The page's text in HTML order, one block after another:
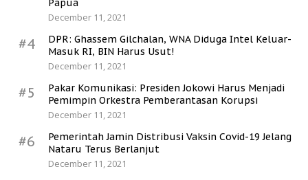
Papua
December 11, 2021
#4
DPR: Ghassem Gilchalan, WNA Diduga Intel Keluar-
Masuk RI, BIN Harus Usut!
December 11, 2021
#5
Pakar Komunikasi: Presiden Jokowi Harus Menjadi
Pemimpin Orkestra Pemberantasan Korupsi
December 11, 2021
#6
Pemerintah Jamin Distribusi Vaksin Covid-19 Jelang
Nataru Terus Berlanjut
December 11, 2021